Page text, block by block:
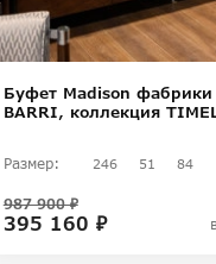
Буфет Madison фабрики
BARRI, коллекция
Размер: 246 51 84
395 160 ₽
987 900 ₽